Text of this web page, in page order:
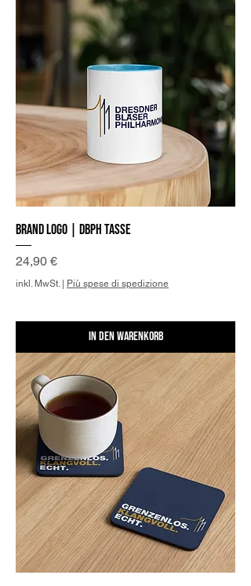
Brand Logo | DBPh Tasse
Preis
24,90 €
inkl. MwSt. | Più spese di spedizione
In den Warenkorb